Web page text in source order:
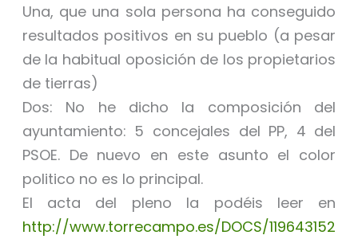
Una, que una sola persona ha conseguido
resultados positivos en su pueblo (a pesar
de la habitual oposición de los propietarios
de tierras)
Dos: No he dicho la composición del
ayuntamiento: 5 concejales del PP, 4 del
PSOE. De nuevo en este asunto el color
politico no es lo principal.
El acta del pleno la podéis leer en
http://www.torrecampo.es/DOCS/119643152